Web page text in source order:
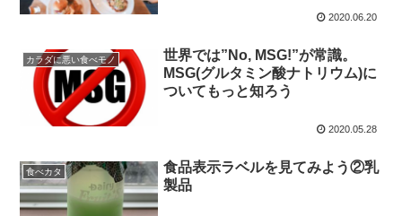
2020.06.20
カラダに悪い食べモノ
世界では”No, MSG!”が常識。
MSG(グルタミン酸ナトリウム)に
ついてもっと知ろう
2020.05.28
食べカタ
食品表示ラベルを見てみよう②乳
製品